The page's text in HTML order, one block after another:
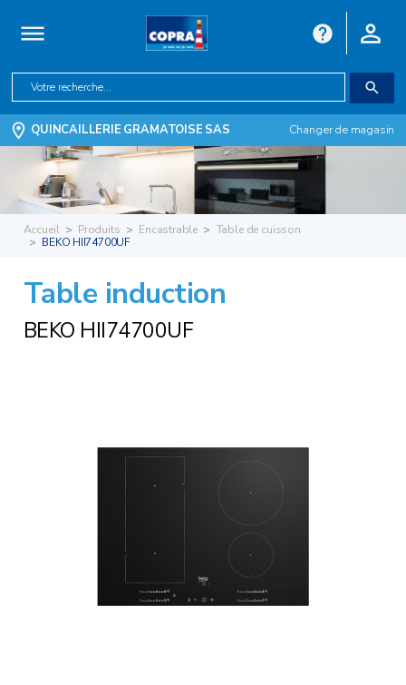
QUINCAILLERIE GRAMATOISE SAS Changer de magasin
Accueil Produits Encastrable
Table de cuisson
BEKO HII74700UF
Table induction
BEKO HII74700UF